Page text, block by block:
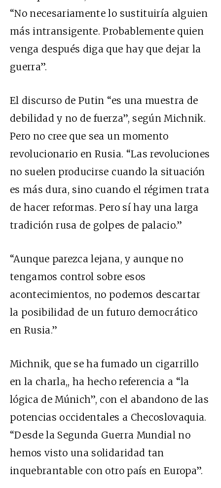
“No necesariamente lo sustituiría alguien
más intransigente. Probablemente quien
venga después diga que hay que dejar la
guerra”.
El discurso de Putin “es una muestra de
debilidad y no de fuerza”, según Michnik.
Pero no cree que sea un momento
revolucionario en Rusia. “Las revoluciones
no suelen producirse cuando la situación
es más dura, sino cuando el régimen trata
de hacer reformas. Pero sí hay una larga
tradición rusa de golpes de palacio.”
“Aunque parezca lejana, y aunque no
tengamos control sobre esos
acontecimientos, no podemos descartar
la posibilidad de un futuro democrático
en Rusia.”
Michnik, que se ha fumado un cigarrillo
en la charla,, ha hecho referencia a “la
lógica de Múnich”, con el abandono de las
potencias occidentales a Checoslovaquia.
“Desde la Segunda Guerra Mundial no
hemos visto una solidaridad tan
inquebrantable con otro país en Europa”.